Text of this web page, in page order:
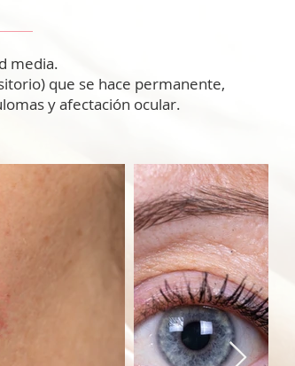
media.
que se hace permanente,
y afectación ocular.